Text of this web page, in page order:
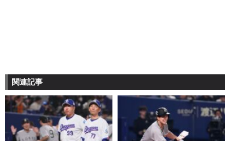
関連記事